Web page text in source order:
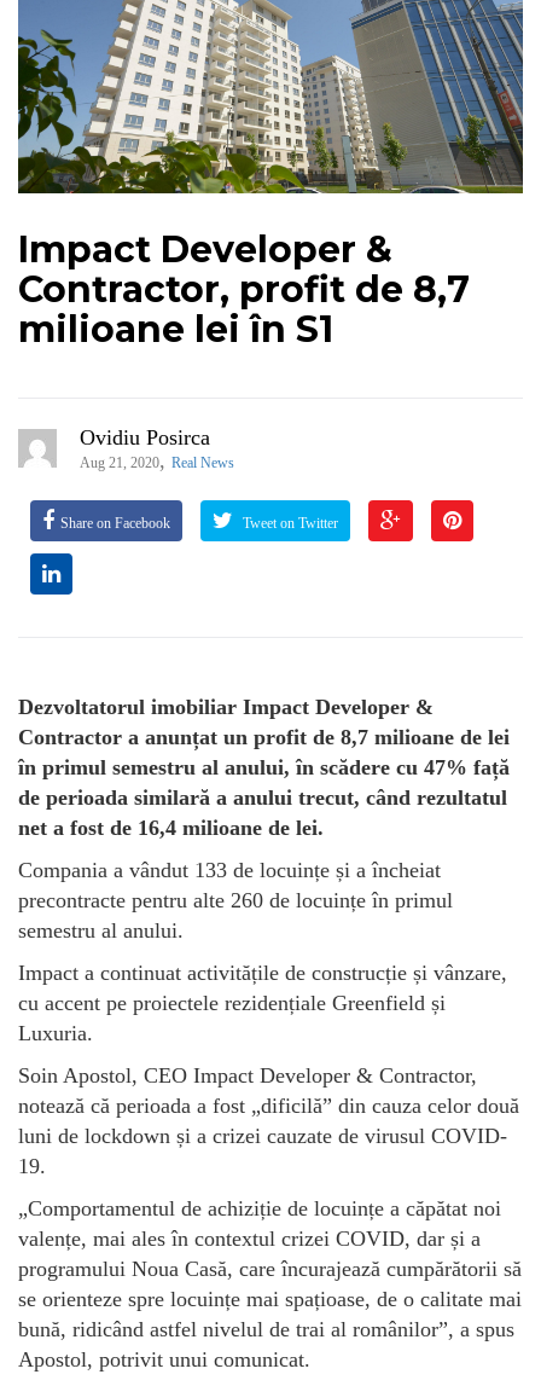
Impact Developer &
Contractor, profit de 8,7
milioane lei în S1
Ovidiu Posirca
Aug 21, 2020, Real News
Share on Facebook Tweet on Twitter
Dezvoltatorul imobiliar Impact Developer &
Contractor a anunțat un profit de 8,7 milioane de lei
în primul semestru al anului, în scădere cu 47% față
de perioada similară a anului trecut, când rezultatul
net a fost de 16,4 milioane de lei.
Compania a vândut 133 de locuințe și a încheiat
precontracte pentru alte 260 de locuințe în primul
semestru al anului.
Impact a continuat activitățile de construcție și vânzare,
cu accent pe proiectele rezidențiale Greenfield și
Luxuria.
Soin Apostol, CEO Impact Developer & Contractor,
notează că perioada a fost „dificilă” din cauza celor două
luni de lockdown și a crizei cauzate de virusul COVID-
19.
„Comportamentul de achiziție de locuințe a căpătat noi
valențe, mai ales în contextul crizei COVID, dar și a
programului Noua Casă, care încurajează cumpărătorii să
se orienteze spre locuințe mai spațioase, de o calitate mai
bună, ridicând astfel nivelul de trai al românilor”, a spus
Apostol, potrivit unui comunicat.